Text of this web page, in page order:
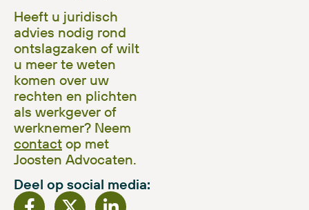
Heeft u juridisch
advies nodig rond
ontslagzaken of wilt
u meer te weten
komen over uw
rechten en plichten
als werkgever of
werknemer? Neem
contact op met
Joosten Advocaten.
Deel op social media: